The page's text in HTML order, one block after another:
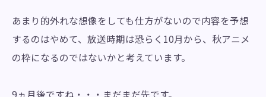
あまり的外れな想像をしても仕方がないので内容を予想
するのはやめて、放送時期は恐らく10月から、秋アニメ
の枠になるのではないかと考えています。
9ヵ月後ですね・・・まだまだ先です。